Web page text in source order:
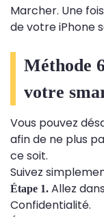
Marcher. Une
de votre iPhone
Méthode
votre
Vous pouvez
afin de ne plus
ce soit.
Suivez
Étape 1. Allez
Confidentialité.